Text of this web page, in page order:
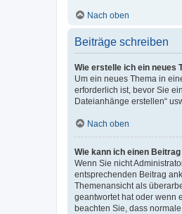
Nach oben
Beiträge schreiben
Wie erstelle ich ein neues
Um ein neues Thema in
erforderlich ist, bevor Sie
Dateianhänge erstellen“
Nach oben
Wie kann ich einen
Wenn Sie nicht
entsprechenden Beitrag
Themenansicht als
geantwortet hat oder wenn
beachten Sie, dass